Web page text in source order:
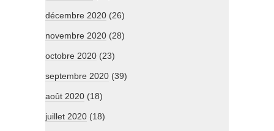
décembre 2020 (26)
novembre 2020 (28)
octobre 2020 (23)
septembre 2020 (39)
août 2020 (18)
juillet 2020 (18)